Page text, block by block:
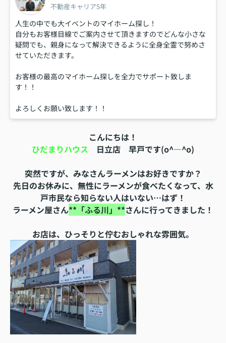
不動産キャリア5年
人生の中でも大イベントのマイホーム探し！
自分もお客様目線でご案内させて頂きますのでどんな小さな
疑問でも、親身になって解決できるように全身全霊で努めさ
せていただきます。
お客様の最高のマイホーム探しを全力でサポート致しま
す！！
よろしくお願い致します！！
こんにちは！
ひだまりハウス 日立店 早戸です(o^―^o)
突然ですが、みなさんラーメンはお好きですか？
先日のお休みに、無性にラーメンが食べたくなって、水
戸市民なら知らない人はいない…はず！
ラーメン屋さん**「ふる川」**さんに行ってきました！
お店は、ひっそりと佇むおしゃれな雰囲気。